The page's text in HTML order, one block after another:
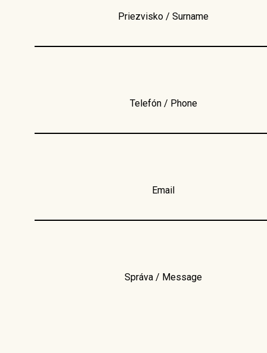
Priezvisko / Surname
Telefón / Phone
Email
Správa / Message